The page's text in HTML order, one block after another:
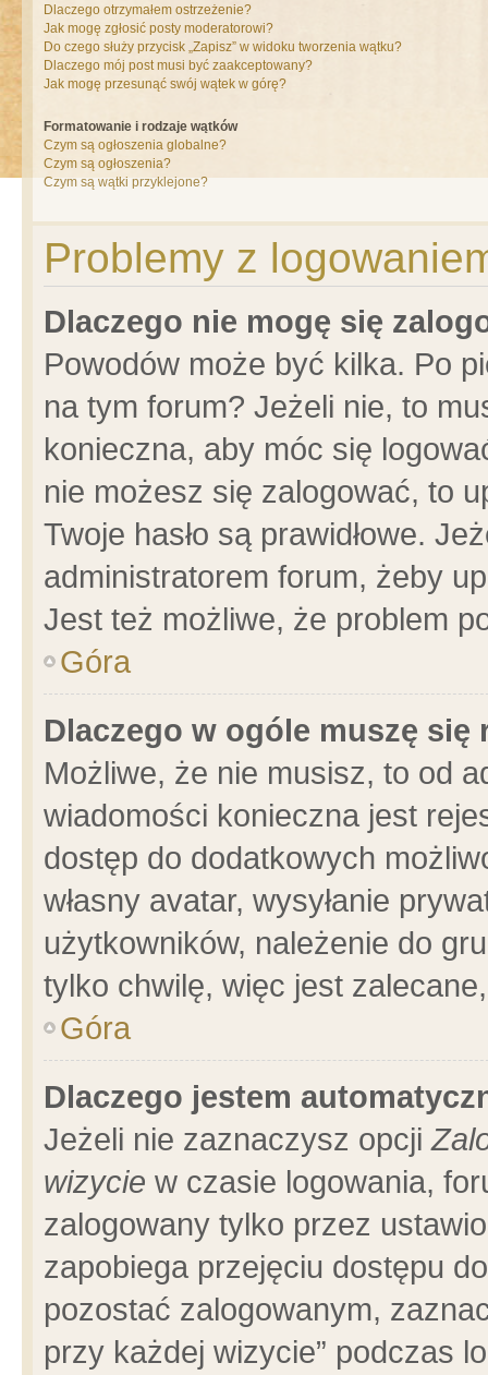
Dlaczego otrzymałem ostrzeżenie?
Jak mogę zgłosić posty moderatorowi?
Do czego służy przycisk „Zapisz” w widoku tworzenia wątku?
Dlaczego mój post musi być zaakceptowany?
Jak mogę przesunąć swój wątek w górę?
Formatowanie i rodzaje wątków
Czym są ogłoszenia globalne?
Czym są ogłoszenia?
Czym są wątki przyklejone?
Problemy z
Dlaczego nie mogę się
Powodów może być kilka. Po
na tym forum? Jeżeli nie, to
konieczna, aby móc się
nie możesz się zalogować, to
Twoje hasło są prawidłowe.
administratorem forum, żeby
Jest też możliwe, że problem
Góra
Dlaczego w ogóle muszę się
Możliwe, że nie musisz, to od
wiadomości konieczna jest
dostęp do dodatkowych
własny avatar, wysyłanie
użytkowników, należenie do
tylko chwilę, więc jest
Góra
Dlaczego jestem
Jeżeli nie zaznaczysz opcji
wizycie w czasie logowania,
zalogowany tylko przez
zapobiega przejęciu dostępu
pozostać zalogowanym,
przy każdej wizycie” podczas